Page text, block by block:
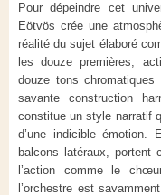
Pour dépeindre cet
Eötvös crée une
réalité du sujet élaboré
les douze premières,
douze tons
savante construction
constitue un style narratif
d’une indicible
balcons latéraux, portent
l’action comme le
l’orchestre est